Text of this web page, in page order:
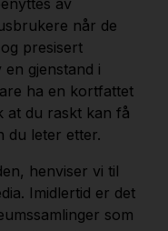
når de
presisert
gjenstand i
ha en kortfattet
at du raskt kan få
du leter etter.
henviser vi til
Imidlertid er det
som